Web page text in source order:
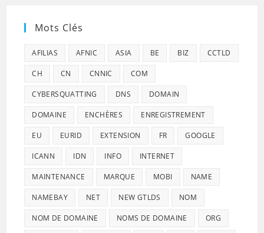
Mots Clés
AFILIAS AFNIC ASIA BE BIZ CCTLD
CH CN CNNIC COM
CYBERSQUATTING DNS DOMAIN
DOMAINE ENCHÈRES ENREGISTREMENT
EU EURID EXTENSION FR GOOGLE
ICANN IDN INFO INTERNET
MAINTENANCE MARQUE MOBI NAME
NAMEBAY NET NEW GTLDS NOM
NOM DE DOMAINE NOMS DE DOMAINE ORG